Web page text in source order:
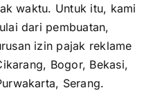
waktu. Untuk itu, kami
dari pembuatan,
izin pajak reklame
Bogor, Bekasi,
Serang.